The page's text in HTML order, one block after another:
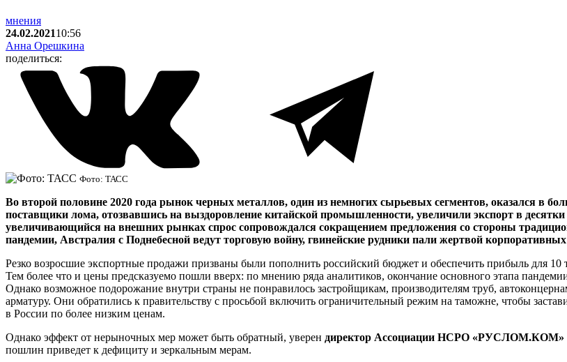
мнения
24.02.202110:56
Анна Орешкина
поделиться:
Фото: ТАСС
Во второй половине 2020 года рынок черных металлов, один из немногих сырьевых сегментов, оказался в
поставщики лома, отозвавшись на выздоровление китайской промышленности, увеличили экспорт в
увеличивающийся на внешних рынках спрос сопровождался сокращением предложения со стороны
пандемии, Австралия с Поднебесной ведут торговую войну, гвинейские рудники пали жертвой корпоративных
Резко возросшие экспортные продажи призваны были пополнить российский бюджет и обеспечить прибыль для 10
Тем более что и цены предсказуемо пошли вверх: по мнению ряда аналитиков, окончание основного этапа
Однако возможное подорожание внутри страны не понравилось застройщикам, производителям труб,
арматуру. Они обратились к правительству с просьбой включить ограничительный режим на таможне, чтобы
в России по более низким ценам.
Однако эффект от нерыночных мер может быть обратный, уверен директор Ассоциации НСРО «РУСЛОМ.КОМ»
пошлин приведет к дефициту и зеркальным мерам.